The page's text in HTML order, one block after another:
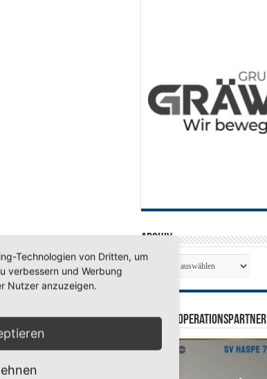
Archiv
SV 70 Kooperationspartner
Technologien von Dritten, um
verbessern und Werbung
Nutzer anzuzeigen.